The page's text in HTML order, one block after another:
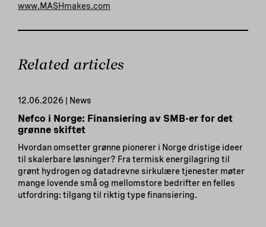
www.MASHmakes.com
Related articles
12.06.2026 | News
Nefco i Norge: Finansiering av SMB-er for det
grønne skiftet
Hvordan omsetter grønne pionerer i Norge dristige ideer
til skalerbare løsninger? Fra termisk energilagring til
grønt hydrogen og datadrevne sirkulære tjenester møter
mange lovende små og mellomstore bedrifter en felles
utfordring: tilgang til riktig type finansiering.